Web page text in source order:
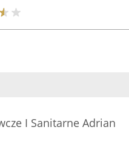
I Sanitarne Adrian